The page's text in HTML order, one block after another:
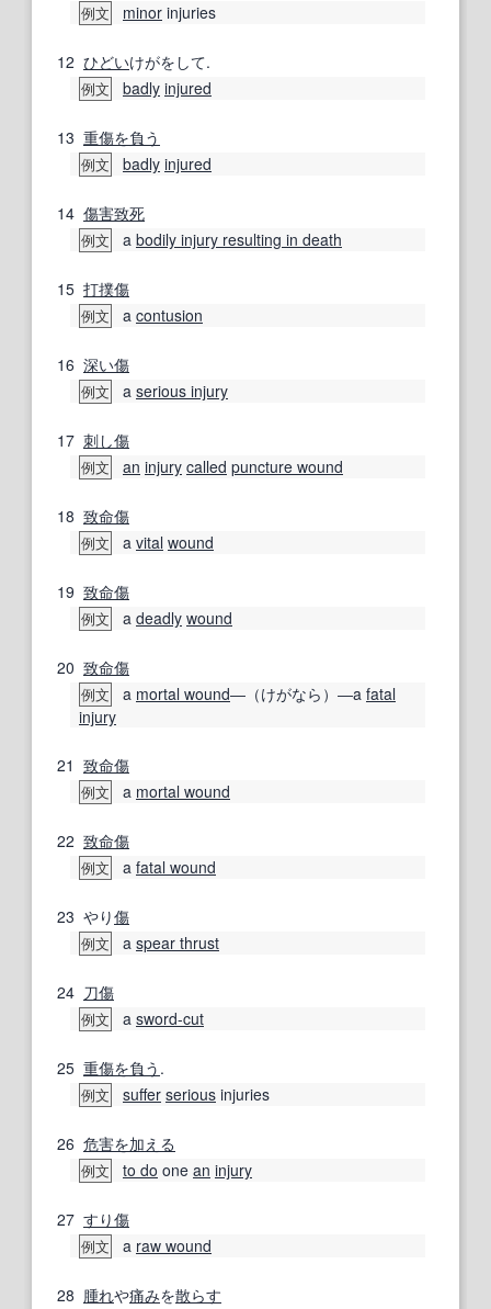
例文 minor injuries
12 ひどいけがをして.
例文 badly injured
13 重傷を負う
例文 badly injured
14 傷害致死
例文 a bodily injury resulting in death
15 打撲傷
例文 a contusion
16 深い傷
例文 a serious injury
17 刺し傷
例文 an injury called puncture wound
18 致命傷
例文 a vital wound
19 致命傷
例文 a deadly wound
20 致命傷
例文 a mortal wound―（けがなら）―a fatal
injury
21 致命傷
例文 a mortal wound
22 致命傷
例文 a fatal wound
23 やり傷
例文 a spear thrust
24 刀傷
例文 a sword-cut
25 重傷を負う .
例文 suffer serious injuries
26 危害を加える
例文 to do one an injury
27 すり傷
例文 a raw wound
28 腫れや痛みを散らす